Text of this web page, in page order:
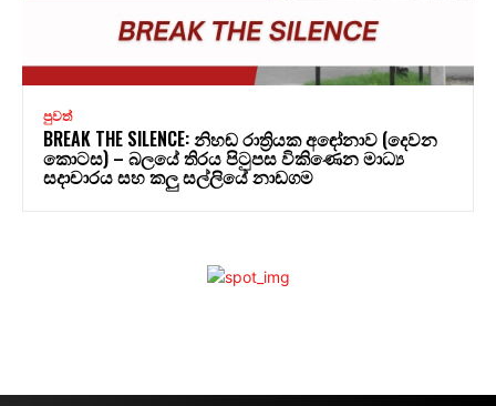
පුවත්
BREAK THE SILENCE: නිහඬ රාත්‍රියක අඳෝනාව (දෙවන
කොටස) – බලයේ තිරය පිටුපස විකිණෙන මාධ්‍ය
සදාචාරය සහ කලු සල්ලියේ නාඩගම